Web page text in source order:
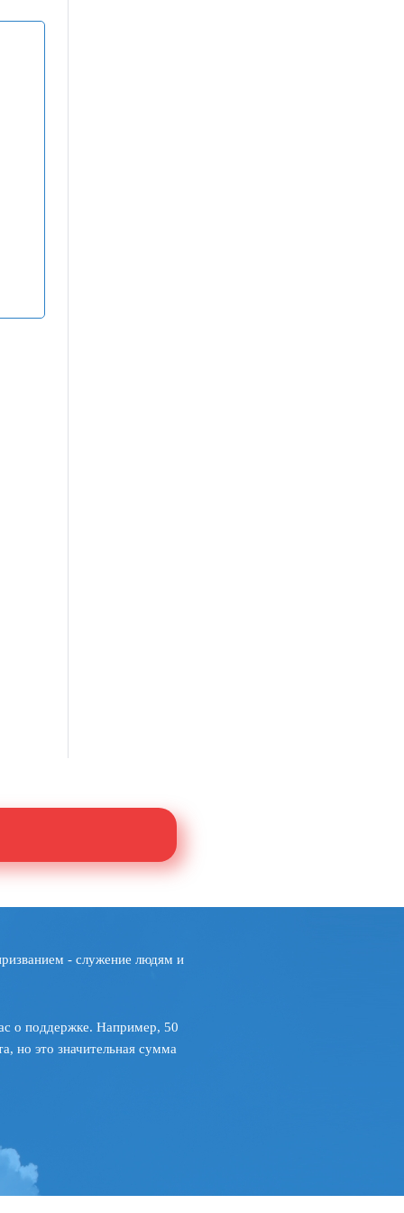
- служение людям и
о поддержке. Например, 50
но это значительная сумма